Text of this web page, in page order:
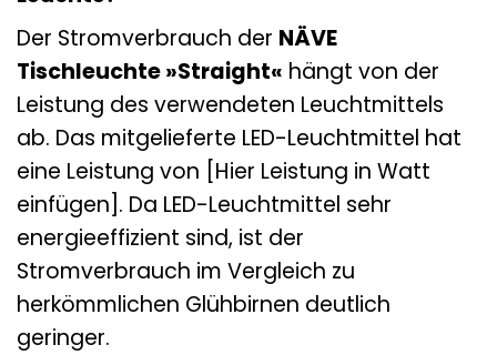
Der Stromverbrauch der NÄVE
Tischleuchte »Straight« hängt von der
Leistung des verwendeten Leuchtmittels
ab. Das mitgelieferte LED-Leuchtmittel hat
eine Leistung von [Hier Leistung in Watt
einfügen]. Da LED-Leuchtmittel sehr
energieeffizient sind, ist der
Stromverbrauch im Vergleich zu
herkömmlichen Glühbirnen deutlich
geringer.